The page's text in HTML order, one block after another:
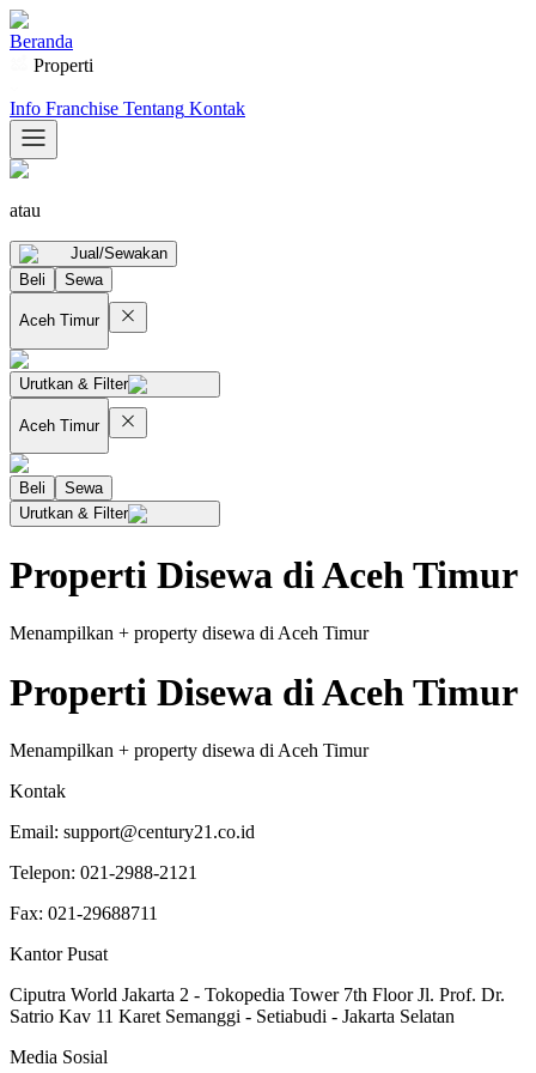
Beranda
Properti
Info Franchise Tentang Kontak
atau
Jual/Sewakan
Beli
Sewa
Aceh Timur
Urutkan & Filter
Aceh Timur
Beli
Sewa
Urutkan & Filter
Properti Disewa diAceh Timur
Menampilkan + property disewa di Aceh Timur
Properti Disewa diAceh Timur
Menampilkan + property disewa di Aceh Timur
Kontak
Email: support@century21.co.id
Telepon: 021-2988-2121
Fax: 021-29688711
Kantor Pusat
Ciputra World Jakarta 2 - Tokopedia Tower 7th Floor Jl. Prof. Dr.
Satrio Kav 11 Karet Semanggi - Setiabudi - Jakarta Selatan
Media Sosial